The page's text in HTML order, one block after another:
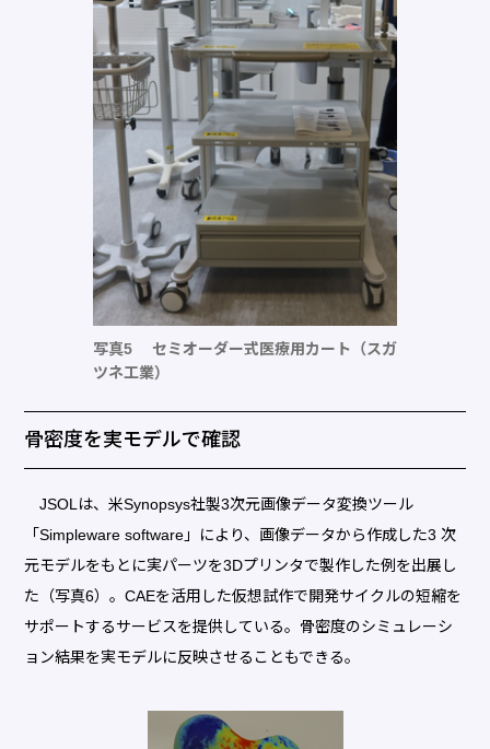
写真5 セミオーダー式医療用カート（スガ
ツネ工業）
骨密度を実モデルで確認
JSOLは、米Synopsys社製3次元画像データ変換ツール
「Simpleware software」により、画像データから作成した3 次
元モデルをもとに実パーツを3Dプリンタで製作した例を出展し
た（写真6）。CAEを活用した仮想試作で開発サイクルの短縮を
サポートするサービスを提供している。骨密度のシミュレーシ
ョン結果を実モデルに反映させることもできる。